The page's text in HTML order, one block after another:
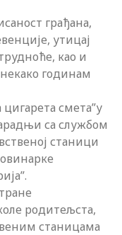
грађана,
утицај
као и
годинам
смета”у
са службом
станици
родитељста,
станицама